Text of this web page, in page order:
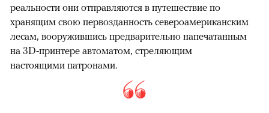
реальности они отправляются в путешествие по
хранящим свою первозданность североамериканским
лесам, вооружившись предварительно напечатанным
на 3D-принтере автоматом, стреляющим
настоящими патронами.